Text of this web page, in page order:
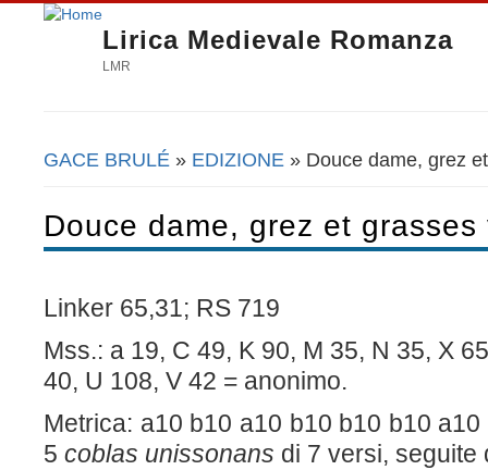
Lirica Medievale Romanza
LMR
Tu sei qui
GACE BRULÉ » EDIZIONE » Douce dame, grez
Douce dame, grez et
Linker 65,31; RS 719
Mss.: a 19, C 49, K 90, M 35, N 35, X
40, U 108, V 42 = anonimo.
Metrica: a10 b10 a10 b10 b10 b10
5 coblas unissonans di 7 versi,